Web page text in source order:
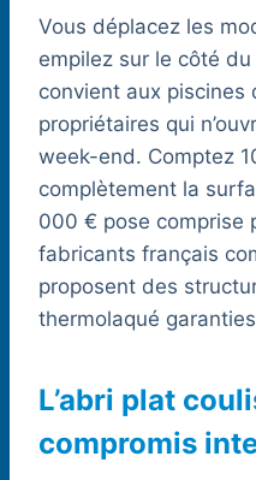
Vous déplacez les
empilez sur le côté
convient aux piscines
propriétaires qui
week-end. Comptez
complètement la
000 € pose comprise
fabricants français
proposent des
thermolaqué
L’abri plat
compromis